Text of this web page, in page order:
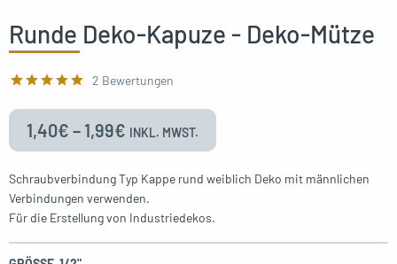
Runde Deko-Kapuze - Deko-Mütze
2 Bewertungen
1,40€ – 1,99€ INKL. MWST.
Schraubverbindung Typ Kappe rund weiblich Deko mit männlichen
Verbindungen verwenden.
Für die Erstellung von Industriedekos.
menu
menu
menu
menu